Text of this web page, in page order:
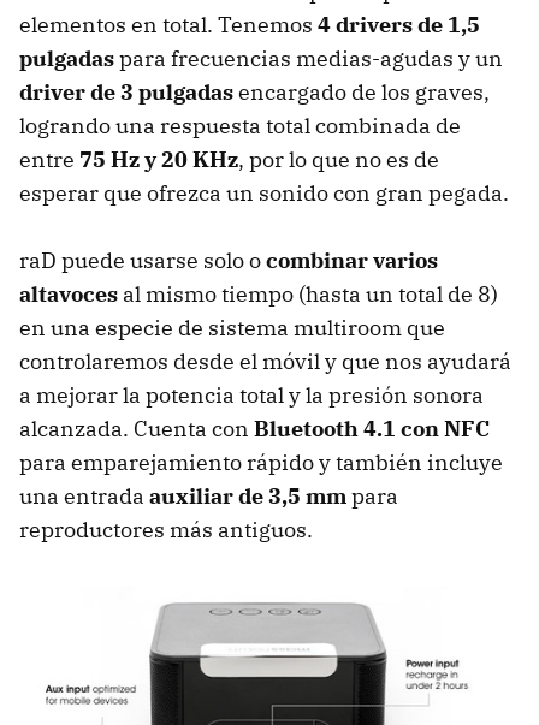
elementos en total. Tenemos 4 drivers de 1,5
pulgadaspara frecuencias medias-agudas y un
driver de 3 pulgadasencargado de los graves,
logrando una respuesta total combinada de
entre 75 Hz y 20 KHz, por lo que no es de
esperar que ofrezca un sonido con gran pegada.
raD puede usarse solo ocombinar varios
altavoces al mismo tiempo (hasta un total de 8)
en una especie de sistema multiroom que
controlaremos desde el móvil y que nos ayudará
a mejorar la potencia total y la presión sonora
alcanzada. Cuenta con Bluetooth 4.1 con NFC
para emparejamiento rápido y también incluye
una entrada auxiliar de 3,5 mmpara
reproductores más antiguos.